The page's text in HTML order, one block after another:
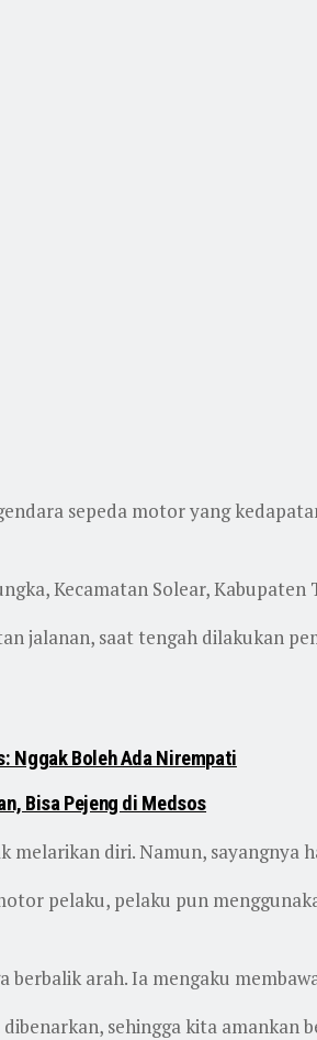
sepeda motor yang
Kecamatan Solear, Kabupaten
jalanan, saat tengah dilakukan
Nggak Boleh Ada Nirempati
Bisa Pejeng di Medsos
diri. Namun, sayangnya
pelaku, pelaku pun
arah. Ia mengaku
sehingga kita amankan